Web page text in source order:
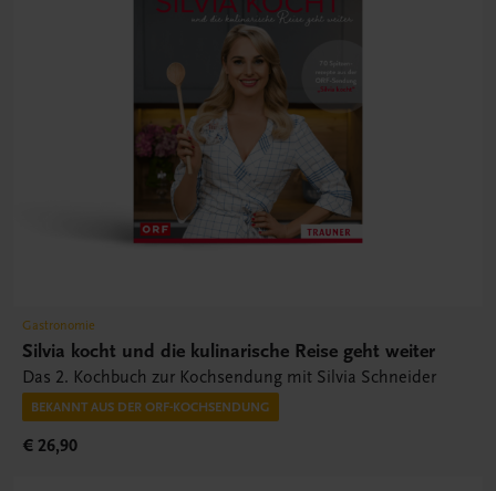
Gastronomie
Silvia kocht und die kulinarische Reise geht weiter
Das 2. Kochbuch zur Kochsendung mit Silvia Schneider
BEKANNT AUS DER ORF-KOCHSENDUNG
€ 26,90